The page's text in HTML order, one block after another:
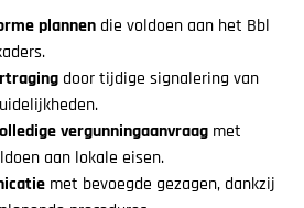
plannendie voldoen aan het Bbl
door tijdige signalering van
vergunningaanvraagmet
aan lokale eisen.
met bevoegde gezagen, dankzij